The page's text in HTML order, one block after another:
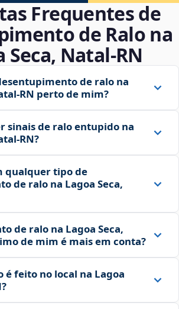
Frequentes de
de Ralo na
Seca, Natal‑RN
de ralo na
perto de mim?
sinais de ralo entupido na
qualquer tipo de
de ralo na Lagoa Seca,
de ralo na Lagoa Seca,
de mim é mais em conta?
é feito no local na Lagoa